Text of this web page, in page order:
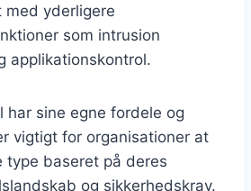
yderligere
som intrusion
applikationskontrol.
har sine egne fordele og
vigtigt for organisationer at
baseret på deres
og sikkerhedskrav.